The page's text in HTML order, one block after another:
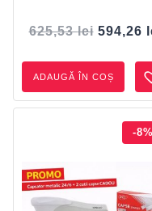
625,53lei 594,26
ADAUGĂ ÎN COȘ
-8%